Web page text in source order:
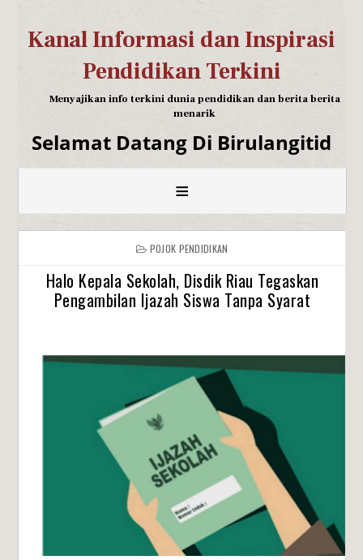
Kanal Informasi dan Inspirasi
Pendidikan Terkini
Menyajikan info terkini dunia pendidikan dan berita berita
menarik
Selamat Datang Di Birulangitid
≡
POJOK PENDIDIKAN
Halo Kepala Sekolah, Disdik Riau Tegaskan
Pengambilan Ijazah Siswa Tanpa Syarat